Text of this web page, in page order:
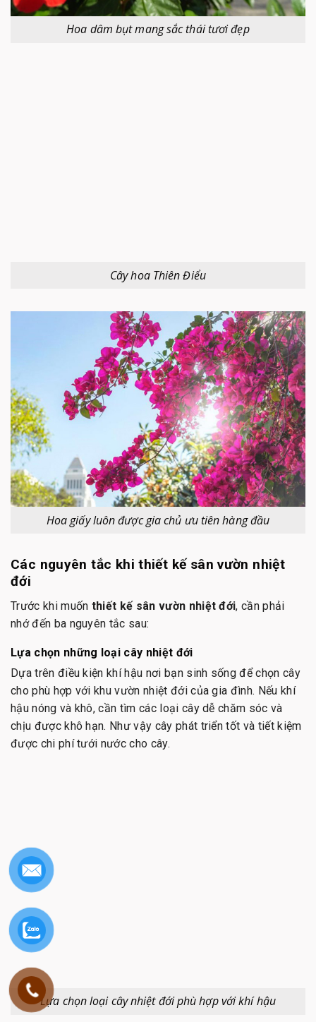
Hoa dâm bụt mang sắc thái tươi đẹp
Cây hoa Thiên Điểu
Hoa giấy luôn được gia chủ ưu tiên hàng đầu
Các nguyên tắc khi thiết kế sân vườn nhiệt
đới
Trước khi muốn thiết kế sân vườn nhiệt đới, cần phải
nhớ đến ba nguyên tắc sau:
Lựa chọn những loại cây nhiệt đới
Dựa trên điều kiện khí hậu nơi bạn sinh sống để chọn cây
cho phù hợp với khu vườn nhiệt đới của gia đình. Nếu khí
hậu nóng và khô, cần tìm các loại cây dễ chăm sóc và
chịu được khô hạn. Như vậy cây phát triển tốt và tiết kiệm
được chi phí tưới nước cho cây.
Lựa chọn loại cây nhiệt đới phù hợp với khí hậu